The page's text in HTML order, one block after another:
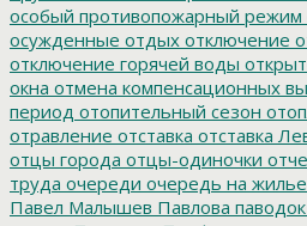
особый противопожарный режим
осужденные отдых отключение
отключение горячей воды
окна отмена компенсационных
период отопительный сезон
отравление отставка отставка
отцы города отцы-одиночки
труда очереди очередь на жилье
Павел Малышев Павлова паводок